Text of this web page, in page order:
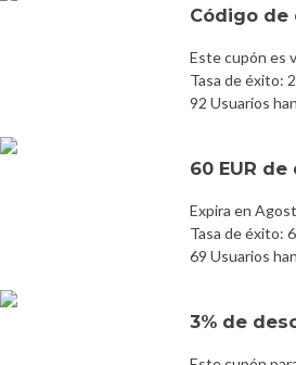
Código de
Este cupón es
Tasa de éxito:
92 Usuarios
60 EUR
Expira en
Tasa de éxito:
69 Usuarios
3% de